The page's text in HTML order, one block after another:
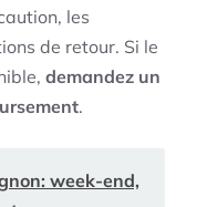
les
de retour. Si le
demandez un
.
week-end,